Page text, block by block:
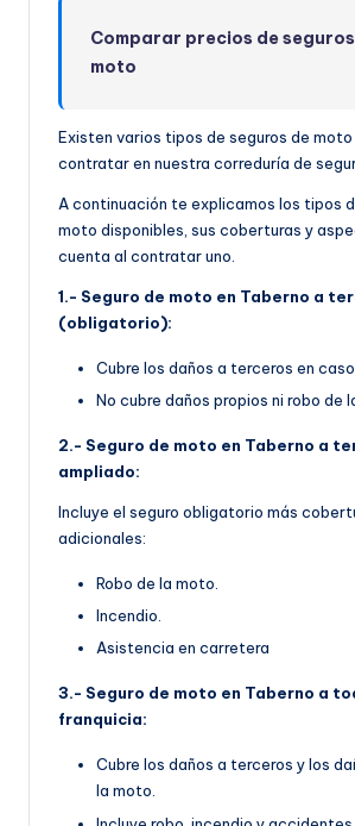
Comparar precios de
moto
Existen varios tipos de seguros de moto
contratar en nuestra correduría de
A continuación te explicamos los tipos
moto disponibles, sus coberturas y
cuenta al contratar uno.
1.- Seguro de moto en Taberno a
(obligatorio):
Cubre los daños a terceros en
No cubre daños propios ni robo de
2.- Seguro de moto en Taberno a
ampliado:
Incluye el seguro obligatorio más
adicionales:
Robo de la moto.
Incendio.
Asistencia en carretera
3.- Seguro de moto en Taberno a
franquicia:
Cubre los daños a terceros y los
la moto.